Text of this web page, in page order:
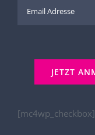
[mc4wp_checkbox]